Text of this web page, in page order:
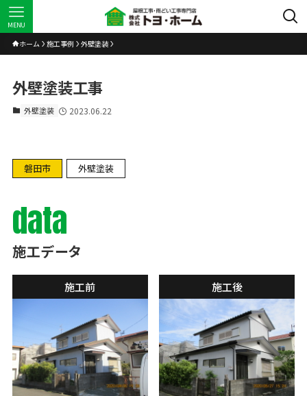
MENU
ホーム 施工事例 外壁塗装
外壁塗装工事
外壁塗装 2023.06.22
磐田市 外壁塗装
data
施工データ
施工前 施工後